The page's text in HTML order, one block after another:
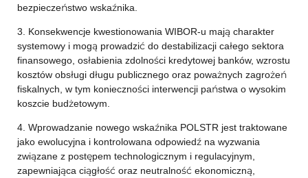
bezpieczeństwo wskaźnika.
3. Konsekwencje kwestionowania WIBOR-u mają charakter
systemowy i mogą prowadzić do destabilizacji całego sektora
finansowego, osłabienia zdolności kredytowej banków, wzrostu
kosztów obsługi długu publicznego oraz poważnych zagrożeń
fiskalnych, w tym konieczności interwencji państwa o wysokim
koszcie budżetowym.
4. Wprowadzanie nowego wskaźnika POLSTR jest traktowane
jako ewolucyjna i kontrolowana odpowiedź na wyzwania
związane z postępem technologicznym i regulacyjnym,
zapewniająca ciągłość oraz neutralność ekonomiczną,